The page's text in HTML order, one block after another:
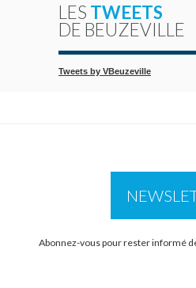
LES TWEETS
DE BEUZEVILLE
Tweets by VBeuzeville
Abonnez-vous pour rester informé